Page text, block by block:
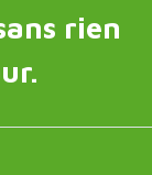
rien